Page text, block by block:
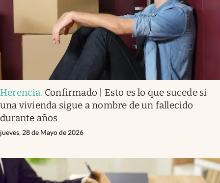
Herencia. Confirmado | Esto es lo que sucede si
una vivienda sigue a nombre de un fallecido
durante años
jueves, 28 de Mayo de 2026